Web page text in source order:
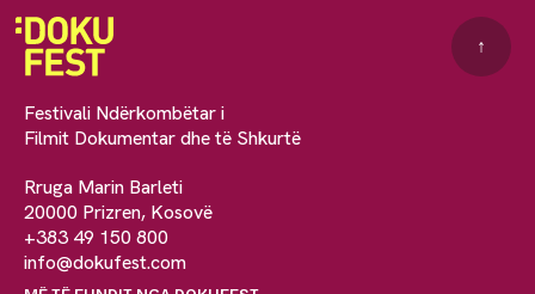
Festivali Ndërkombëtar i
Filmit Dokumentar dhe të Shkurtë
Rruga Marin Barleti
20000 Prizren, Kosovë
+383 49 150 800
info@dokufest.com
↑